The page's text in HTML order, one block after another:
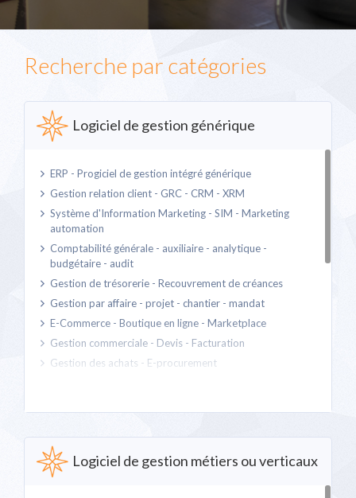
Recherche par catégories
Logiciel de gestion générique
ERP - Progiciel de gestion intégré générique
Gestion relation client - GRC - CRM - XRM
Système d'Information Marketing - SIM - Marketing
automation
Comptabilité générale - auxiliaire - analytique -
budgétaire - audit
Gestion de trésorerie - Recouvrement de créances
Gestion par affaire - projet - chantier - mandat
E-Commerce - Boutique en ligne - Marketplace
Gestion commerciale - Devis - Facturation
Gestion des achats - E-procurement
Gestion des temps - Agenda - Main d'oeuvre - Absences
Logiciel de gestion métiers ou verticaux